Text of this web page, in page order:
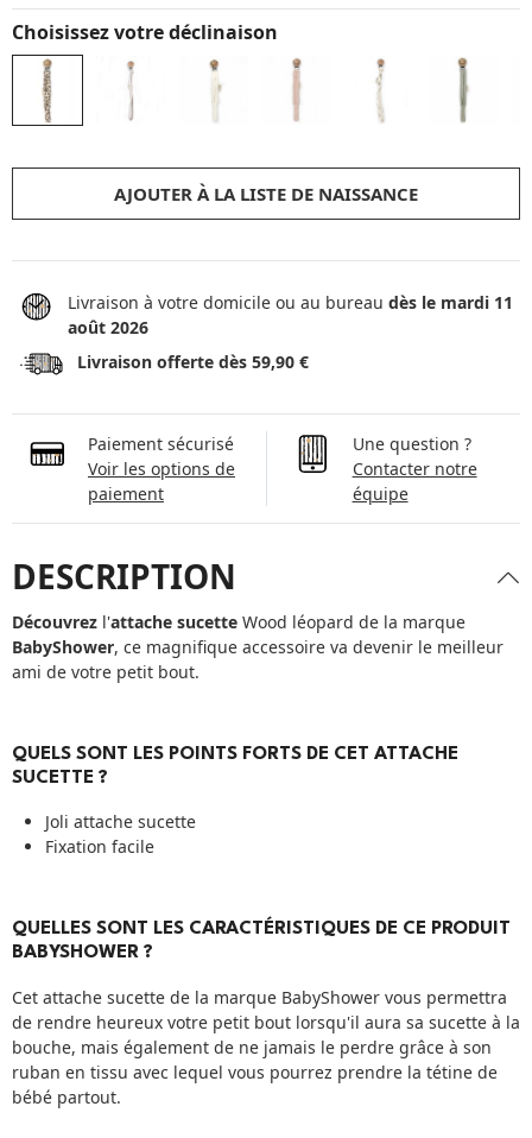
Choisissez votre déclinaison
AJOUTER À LA LISTE DE NAISSANCE
Livraison à votre domicile ou au bureau dès le mardi 11
août 2026
Livraison offerte dès 59,90 €
Paiement sécurisé
Voir les options de
paiement
Une question ?
Contacter notre
équipe
DESCRIPTION
Découvrez l'attache sucette Wood léopard de la marque
BabyShower, ce magnifique accessoire va devenir le meilleur
ami de votre petit bout.
QUELS SONT LES POINTS FORTS DE CET ATTACHE
SUCETTE ?
Joli attache sucette
Fixation facile
QUELLES SONT LES CARACTÉRISTIQUES DE CE PRODUIT
BABYSHOWER ?
Cet attache sucette de la marque BabyShower vous permettra
de rendre heureux votre petit bout lorsqu'il aura sa sucette à la
bouche, mais également de ne jamais le perdre grâce à son
ruban en tissu avec lequel vous pourrez prendre la tétine de
bébé partout.